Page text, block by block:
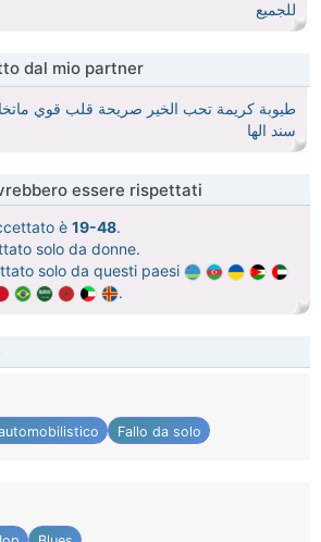
للجميع
dal mio partner
طيوبة كريمة تحب الخير صريحة قلب قوي
سند الها
essere rispettati
è 19-48.
solo da donne.
solo da questi paesi
.
Fallo da solo